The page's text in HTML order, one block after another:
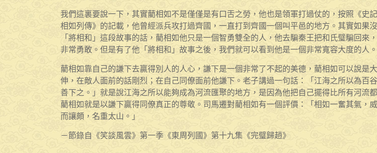
我們這裏要說一下，其實藺相如不是僅僅是有口舌之勞，他也是領軍打過仗的，按照《史
相如列傳》的記載，他曾經派兵攻打過齊國，一直打到齊國一個叫平邑的地方。其實如果
「將相和」這段故事的話，藺相如他只是一個智勇雙全的人，他去騙秦王把和氏璧騙回來
非常勇敢。但是有了他「將相和」故事之後，我們就可以看到他是一個非常寬容大度的人。
藺相如靠自己的謙下去贏得別人的人心，謙下是一個非常了不起的美德，藺相如可以說是
伸，在敵人面前的話剛烈；在自己同僚面前他謙下。老子講過一句話：「江海之所以為百
善下之。」就是說江海之所以能夠成為河流匯聚的地方，是因為他把自己擺得比所有河流
藺相如就是以謙下贏得同僚真正的尊敬。司馬遷對藺相如有一個評價：「相如一奮其氣，
而讓頗，名重太山。」
－節錄自《笑談風雲》第一季《東周列國》第十九集《完璧歸趙》